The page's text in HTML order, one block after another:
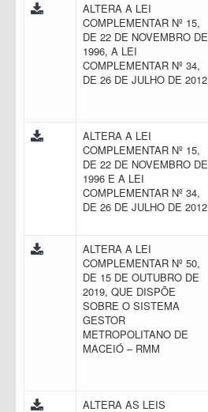
ALTERA A LEI
COMPLEMENTAR Nº 15,
DE 22 DE NOVEMBRO DE
1996, A LEI
COMPLEMENTAR Nº 34,
DE 26 DE JULHO DE 2012
ALTERA A LEI
COMPLEMENTAR Nº 15,
DE 22 DE NOVEMBRO DE
1996 E A LEI
COMPLEMENTAR Nº 34,
DE 26 DE JULHO DE 2012
ALTERA A LEI
COMPLEMENTAR Nº 50,
DE 15 DE OUTUBRO DE
2019, QUE DISPÕE
SOBRE O SISTEMA
GESTOR
METROPOLITANO DE
MACEIÓ – RMM
ALTERA AS LEIS